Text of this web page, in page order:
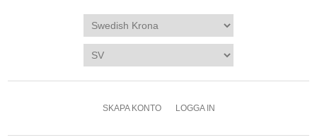
SKAPA KONTO LOGGA IN